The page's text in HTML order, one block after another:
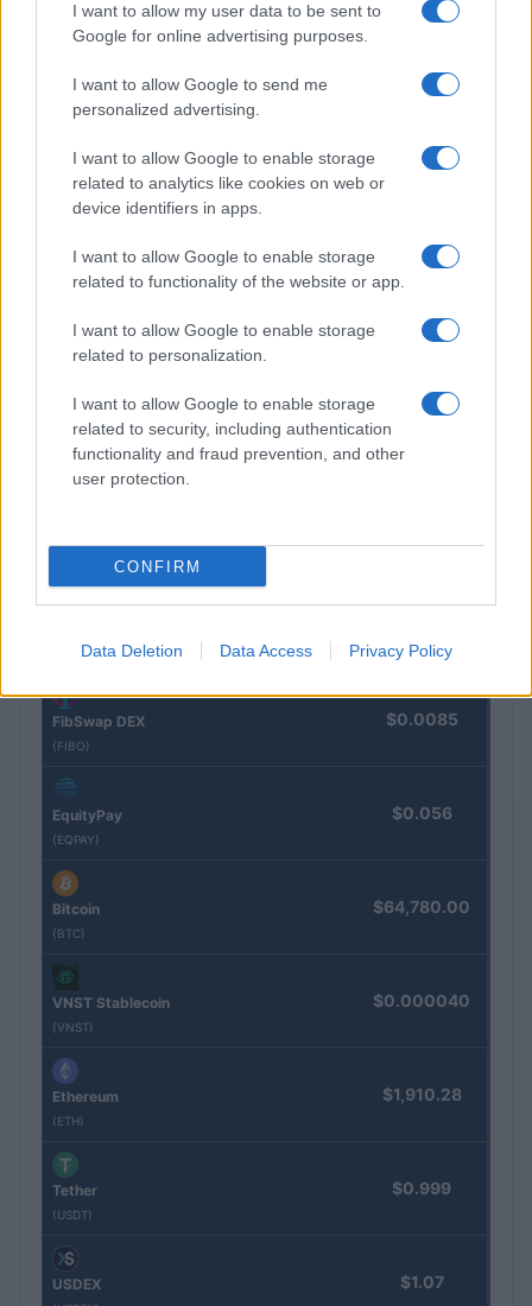
I want to allow my user data to be sent to
Google for online advertising purposes.
I want to allow Google to send me
personalized advertising.
I want to allow Google to enable storage
related to analytics like cookies on web or
device identifiers in apps.
I want to allow Google to enable storage
related to functionality of the website or app.
I want to allow Google to enable storage
related to personalization.
I want to allow Google to enable storage
related to security, including authentication
functionality and fraud prevention, and other
user protection.
CONFIRM
Data Deletion Data Access Privacy Policy
La Fifa renonce à l’ouverture aux investisseurs privés
COTATIONS CRYPTO
Nom
(STINJ)
FibSwap DEX
(FIBO)
$0.0085
EquityPay
(EQPAY)
$0.056
Bitcoin
(BTC)
$64,780.00
VNST Stablecoin
(VNST)
$0.000040
Ethereum
(ETH)
$1,910.28
Tether
(USDT)
$0.999
USDEX $1.07